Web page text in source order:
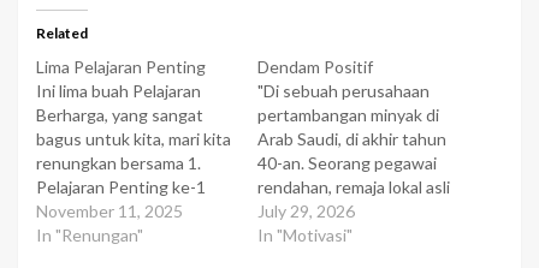
Related
Lima Pelajaran Penting
Ini lima buah Pelajaran
Berharga, yang sangat
bagus untuk kita, mari kita
renungkan bersama 1.
Pelajaran Penting ke-1
Pada bulan ke-2 diawal
kuliah saya, seorang
November 11, 2025
In "Renungan"
Dendam Positif
"Di sebuah perusahaan
pertambangan minyak di
Arab Saudi, di akhir tahun
40-an. Seorang pegawai
rendahan, remaja lokal asli
Saudi, kehausan dan
bergegas mencari air
July 29, 2026
In "Motivasi"